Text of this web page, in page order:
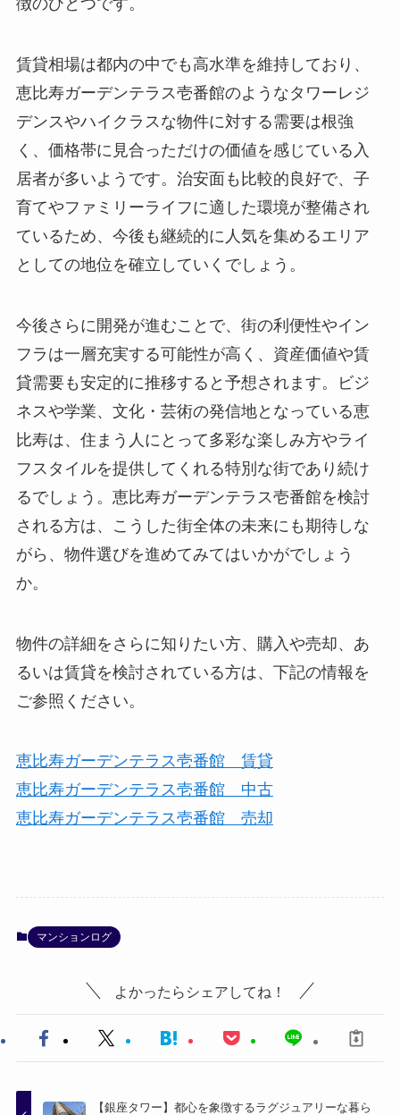
徴のひとつです。
賃貸相場は都内の中でも高水準を維持しており、
恵比寿ガーデンテラス壱番館のようなタワーレジ
デンスやハイクラスな物件に対する需要は根強
く、価格帯に見合っただけの価値を感じている入
居者が多いようです。治安面も比較的良好で、子
育てやファミリーライフに適した環境が整備され
ているため、今後も継続的に人気を集めるエリア
としての地位を確立していくでしょう。
今後さらに開発が進むことで、街の利便性やイン
フラは一層充実する可能性が高く、資産価値や賃
貸需要も安定的に推移すると予想されます。ビジ
ネスや学業、文化・芸術の発信地となっている恵
比寿は、住まう人にとって多彩な楽しみ方やライ
フスタイルを提供してくれる特別な街であり続け
るでしょう。恵比寿ガーデンテラス壱番館を検討
される方は、こうした街全体の未来にも期待しな
がら、物件選びを進めてみてはいかがでしょう
か。
物件の詳細をさらに知りたい方、購入や売却、あ
るいは賃貸を検討されている方は、下記の情報を
ご参照ください。
恵比寿ガーデンテラス壱番館 賃貸
恵比寿ガーデンテラス壱番館 中古
恵比寿ガーデンテラス壱番館 売却
マンションログ
よかったらシェアしてね！
【銀座タワー】都心を象徴するラグジュアリーな暮ら